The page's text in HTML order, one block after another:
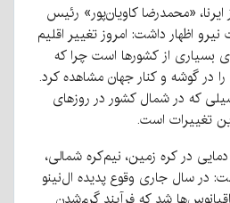
«محمدرضا کاویان‌پور» رئیس
اظهار داشت: امروز تغییر اقلیم
بسیاری از کشورها است چرا که
در گوشه و کنار جهان مشاهده کرد.
که در شمال کشور در روزهای
تغییرات است.
در کره زمین، نیم‌کره شمالی،
در سال جاری وقوع پدیده ال‌نینو